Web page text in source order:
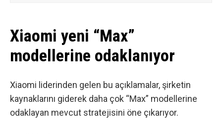
Xiaomi yeni “Max”
modellerine odaklanıyor
Xiaomi liderinden gelen bu açıklamalar, şirketin
kaynaklarını giderek daha çok “Max” modellerine
odaklayan mevcut stratejisini öne çıkarıyor.